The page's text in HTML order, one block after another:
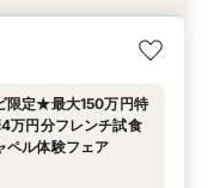
ゲストに感謝を伝える
ア】特選牛シャトー
食＆クリスタルチャ
族婚もOK】結婚準備
見積比較！会場＆料理
35万優待など最大150
ス試食◆じっくり相談
豪華試食×チャペル
談｜来館7万ギフト
限定★最大150万円特
円分フレンチ試食
》【来館でアマギフ1
150万特典】緑溢れる
ルコース試食付◎マ
限定★最大150万円特
万円分フレンチ試食
ル体験フェア